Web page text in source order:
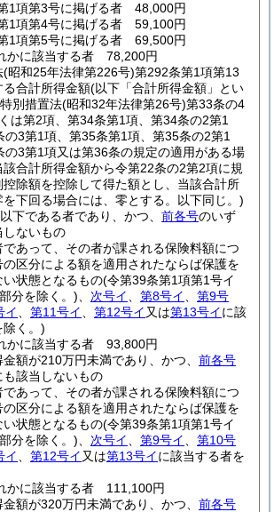
1項第3号に掲げる者 48,000円
1項第4号に掲げる者 59,100円
1項第5号に掲げる者 69,500円
かに該当する者 78,200円
(昭和25年法律第226号)第292条第1項第13
る合計所得金額(以下「合計所得金額」とい
別措置法(昭和32年法律第26号)第33条の4
は第2項、第34条第1項、第34条の2第1
の3第1項、第35条第1項、第35条の2第1
の3第1項又は第36条の規定の適用がある場
合計所得金額から令第22条の2第2項に規
控除額を控除して得た額とし、当該合計所
下回る場合には、零とする。以下同じ。)
下である者であり、かつ、 前各号のいず
しないもの
であって、その者が課される保険料額につ
の区分による額を適用されたならば保護を
い状態となるもの(令第39条第1項第1号イ
分を除く。) 次号イ 第8号イ
第9号
イ 第11号イ 第12号イ 又は第13号イに該
除く。)
かに該当する者 93,800円
額が210万円未満であり、かつ、 前各号
も該当しないもの
であって、その者が課される保険料額につ
の区分による額を適用されたならば保護を
い状態となるもの(令第39条第1項第1号イ
分を除く。) 次号イ 第9号イ
第10号
イ 第12号イ 又は第13号イに該当する者を
かに該当する者 111,100円
額が320万円未満であり、かつ、 前各号